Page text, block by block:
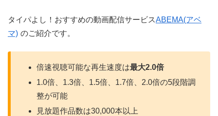
タイパよし！おすすめの動画配信サービスABEMA(アベ
マ) のご紹介です。
倍速視聴可能な再生速度は最大2.0倍
1.0倍、1.3倍、1.5倍、1.7倍、2.0倍の5段階調
整が可能
見放題作品数は30,000本以上